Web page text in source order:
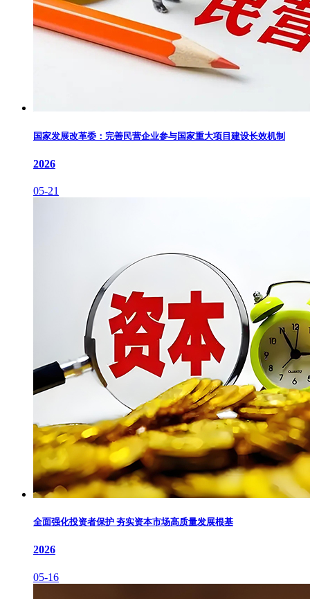
国家发展改革委：完善民营企业参与国家重大项目建设长效机制
2026
05-21
全面强化投资者保护 夯实资本市场高质量发展根基
2026
05-16